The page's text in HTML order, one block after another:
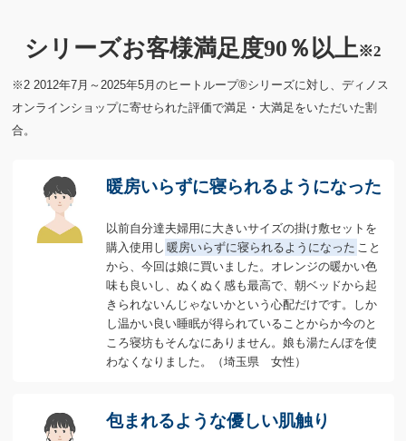
シリーズお客様満足度90％以上※2
※2 2012年7月～2025年5月のヒートループ®シリーズに対し、ディノス
オンラインショップに寄せられた評価で満足・大満足をいただいた割
合。
暖房いらずに寝られるようになった
以前自分達夫婦用に大きいサイズの掛け敷セットを
購入使用し 暖房いらずに寝られるようになった こと
から、今回は娘に買いました。オレンジの暖かい色
味も良いし、ぬくぬく感も最高で、朝ベッドから起
きられないんじゃないかという心配だけです。しか
し温かい良い睡眠が得られていることからか今のと
ころ寝坊もそんなにありません。娘も湯たんぽを使
わなくなりました。（埼玉県 女性）
包まれるような優しい肌触り